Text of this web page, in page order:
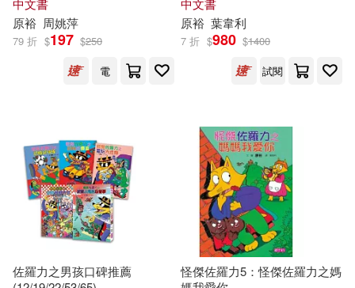
廖光裕(1) 張光裕(1)
李健，黎裕明，原旭輝等(1)
林 和哉(1)
栗原裕一郎(1) 森木幸裕(1)
中國輕工業出版社(1)
主婦の友インフォス(1)
優品文化事業有限公司(1)
光現出版(1) 博樂伯樂(1)
台中市立葫蘆墩文化中心(1)
中文書
原裕 周姚萍
79 折 $197 $250
電
中文書
原裕 葉韋利
7 折 $980 $1400
試閱
佐羅力之男孩口碑推薦
怪傑佐羅力5：怪傑佐羅力之媽